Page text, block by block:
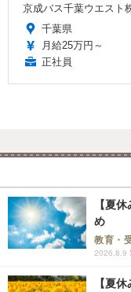
京成バス千葉ウエスト
千葉県
月給25万円～
正社員
【夏
め
教育・
2026.8.9
【夏